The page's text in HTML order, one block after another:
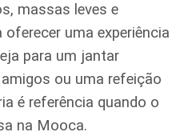
massas leves e
uma experiência
para um jantar
ou uma refeição
é referência quando o
na Mooca.